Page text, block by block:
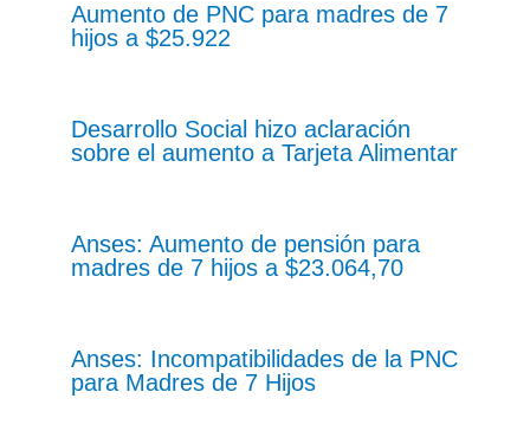
Aumento de PNC para madres de 7
hijos a $25.922
Desarrollo Social hizo aclaración
sobre el aumento a Tarjeta Alimentar
Anses: Aumento de pensión para
madres de 7 hijos a $23.064,70
Anses: Incompatibilidades de la PNC
para Madres de 7 Hijos